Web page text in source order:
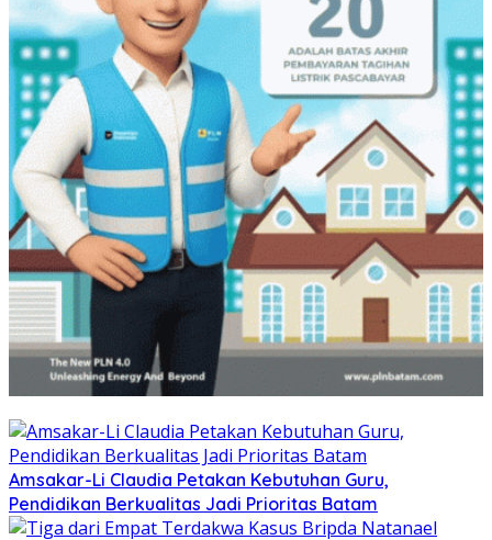
Amsakar-Li Claudia Petakan Kebutuhan Guru,
Pendidikan Berkualitas Jadi Prioritas Batam